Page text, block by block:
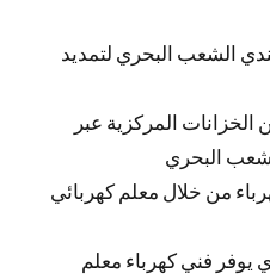
الشعب البحري لتمديد
المركزية عبر
البحري
من خلال معلم كهربائي
يوفر فني كهرباء معلم